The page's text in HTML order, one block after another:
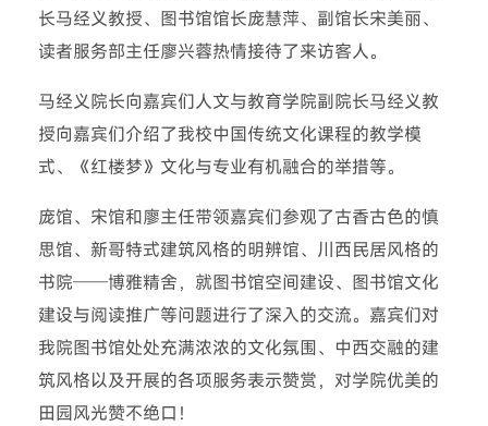
长马经义教授、图书馆馆长庞慧萍、副馆长宋美丽、
读者服务部主任廖兴蓉热情接待了来访客人。
马经义院长向嘉宾们人文与教育学院副院长马经义教
授向嘉宾们介绍了我校中国传统文化课程的教学模
式、《红楼梦》文化与专业有机融合的举措等。
庞馆、宋馆和廖主任带领嘉宾们参观了古香古色的慎
思馆、新哥特式建筑风格的明辨馆、川西民居风格的
书院──博雅精舍，就图书馆空间建设、图书馆文化
建设与阅读推广等问题进行了深入的交流。嘉宾们对
我院图书馆处处充满浓浓的文化氛围、中西交融的建
筑风格以及开展的各项服务表示赞赏，对学院优美的
田园风光赞不绝口！